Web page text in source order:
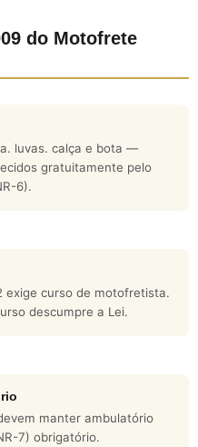
do Motofrete
luvas. calça e bota —
gratuitamente pelo
6).
exige curso de motofretista.
descumpre a Lei.
manter ambulatório
7) obrigatório.